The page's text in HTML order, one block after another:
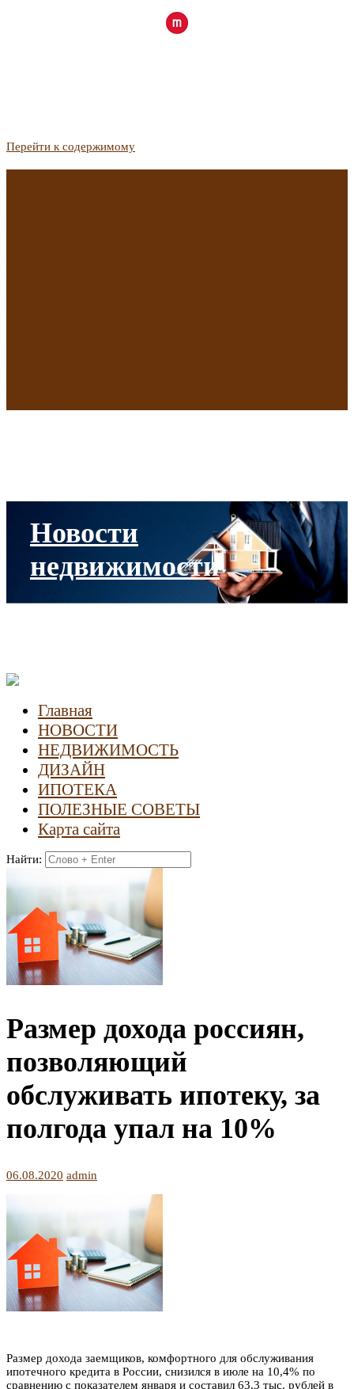
Перейти к содержимому
Новости
недвижимости
Главная
НОВОСТИ
НЕДВИЖИМОСТЬ
ДИЗАЙН
ИПОТЕКА
ПОЛЕЗНЫЕ СОВЕТЫ
Карта сайта
Найти:
Размер дохода россиян,
позволяющий
обслуживать ипотеку, за
полгода упал на 10%
06.08.2020 admin
Размер дохода заемщиков, комфортного для обслуживания
ипотечного кредита в России, снизился в июле на 10,4% по
сравнению с показателем января и составил 63,3 тыс. рублей в